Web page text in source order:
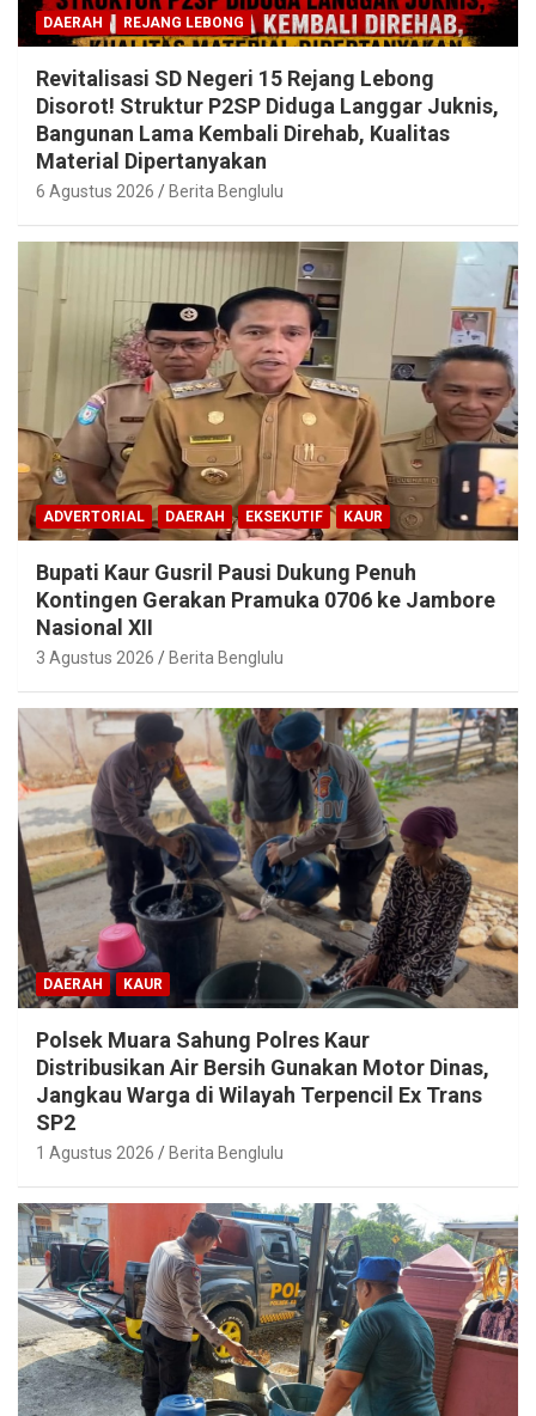
DAERAH REJANG LEBONG
Revitalisasi SD Negeri 15 Rejang Lebong
Disorot! Struktur P2SP Diduga Langgar Juknis,
Bangunan Lama Kembali Direhab, Kualitas
Material Dipertanyakan
6 Agustus 2026 Berita Benglulu
ADVERTORIAL DAERAH EKSEKUTIF KAUR
Bupati Kaur Gusril Pausi Dukung Penuh
Kontingen Gerakan Pramuka 0706 ke Jambore
Nasional XII
3 Agustus 2026 Berita Benglulu
DAERAH KAUR
Polsek Muara Sahung Polres Kaur
Distribusikan Air Bersih Gunakan Motor Dinas,
Jangkau Warga di Wilayah Terpencil Ex Trans
SP2
1 Agustus 2026 Berita Benglulu